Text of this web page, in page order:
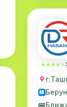
★★★★★
★★★★★
M
🚌